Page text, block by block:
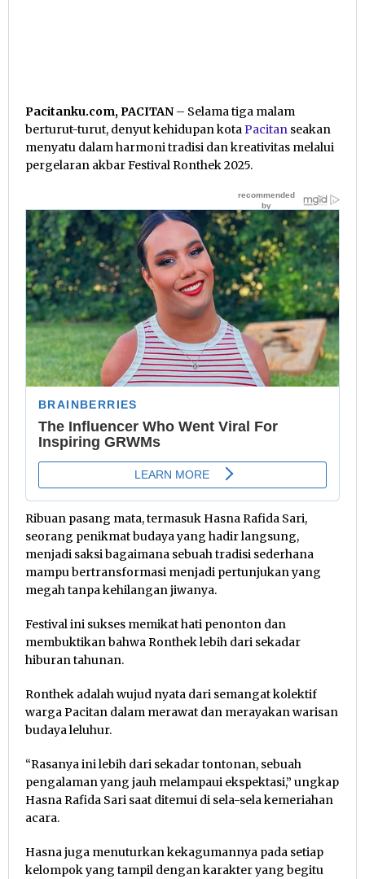
Pacitanku.com, PACITAN – Selama tiga malam
berturut-turut, denyut kehidupan kotaPacitan seakan
menyatu dalam harmoni tradisi dan kreativitas melalui
pergelaran akbar Festival Ronthek 2025.
Ribuan pasang mata, termasuk Hasna Rafida Sari,
seorang penikmat budaya yang hadir langsung,
menjadi saksi bagaimana sebuah tradisi sederhana
mampu bertransformasi menjadi pertunjukan yang
megah tanpa kehilangan jiwanya.
Festival ini sukses memikat hati penonton dan
membuktikan bahwa Ronthek lebih dari sekadar
hiburan tahunan.
Ronthek adalah wujud nyata dari semangat kolektif
warga Pacitan dalam merawat dan merayakan warisan
budaya leluhur.
“Rasanya ini lebih dari sekadar tontonan, sebuah
pengalaman yang jauh melampaui ekspektasi,” ungkap
Hasna Rafida Sari saat ditemui di sela-sela kemeriahan
acara.
Hasna juga menuturkan kekagumannya pada setiap
kelompok yang tampil dengan karakter yang begitu